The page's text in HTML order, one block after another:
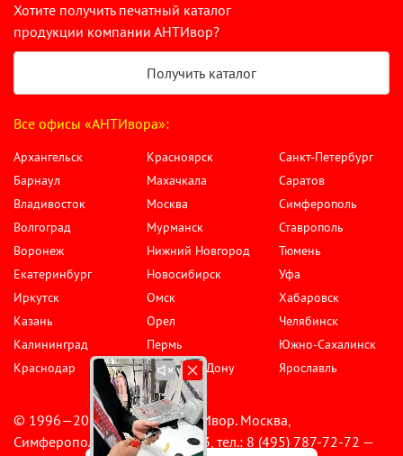
Хотите получить печатный каталог
продукции компании АНТИвор?
Получить каталог
Все офисы «АНТИвора»:
Архангельск
Барнаул
Владивосток
Волгоград
Воронеж
Екатеринбург
Иркутск
Казань
Калининград
Краснодар
Красноярск
Махачкала
Москва
Мурманск
Нижний Новгород
Новосибирск
Омск
Орел
Пермь
Ростов-на-Дону
Санкт-Петербург
Саратов
Симферополь
Ставрополь
Тюмень
Уфа
Хабаровск
Челябинск
Южно-Сахалинск
Ярославль
© 1996—2026 Компания АНТИвор. Москва,
Симферопольский бульвар, д.3, тел.: 8 (495) 787-72-72 —